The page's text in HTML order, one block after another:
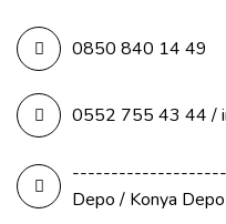
0850 840 14 49
0552 755 43 44 /
Depo / Konya